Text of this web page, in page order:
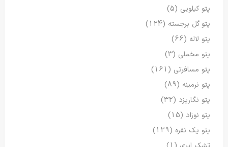
پتو کیلویی (5)
پتو گل برجسته (124)
پتو لاله (66)
پتو مخملی (3)
پتو مسافرتی (161)
پتو نرمینه (89)
پتو نگاریزد (32)
پتو نوزاد (15)
پتو یک نفره (129)